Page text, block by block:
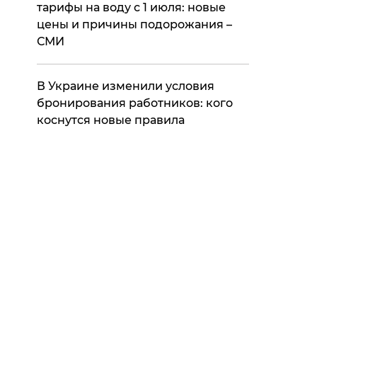
тарифы на воду с 1 июля: новые
цены и причины подорожания –
СМИ
В Украине изменили условия
бронирования работников: кого
коснутся новые правила